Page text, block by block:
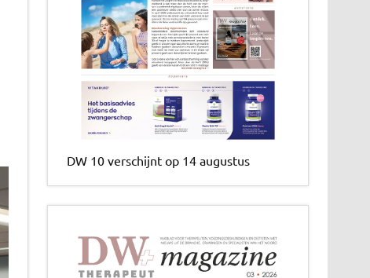
DW 10 verschijnt op 14 augustus